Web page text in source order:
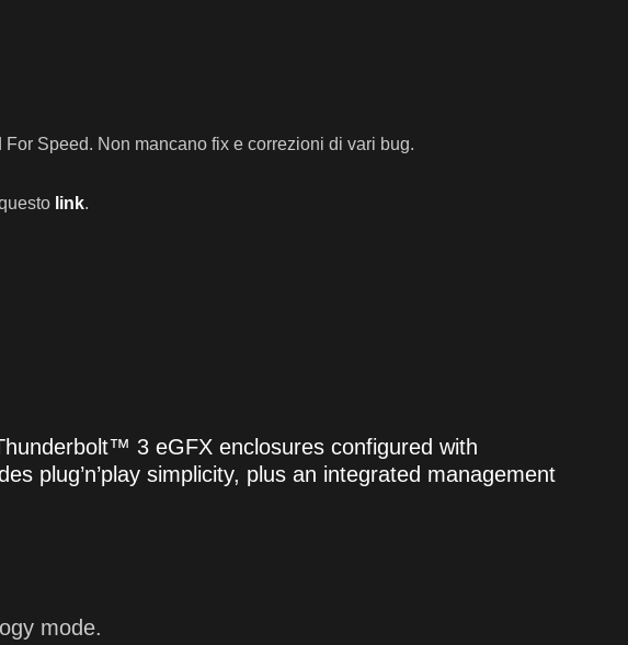
Speed. Non mancano fix e correzioni di vari bug.
link.
3 eGFX enclosures configured with
plug’n’play simplicity, plus an integrated management
mode.